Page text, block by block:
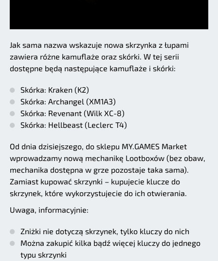
Jak sama nazwa wskazuje nowa skrzynka z łupami
zawiera różne kamuflaże oraz skórki. W tej serii
dostępne będą następujące kamuflaże i skórki:
Skórka: Kraken (K2)
Skórka: Archangel (XM1A3)
Skórka: Revenant (Wilk XC-8)
Skórka: Hellbeast (Leclerc T4)
Od dnia dzisiejszego, do sklepu MY.GAMES Market
wprowadzamy nową mechanikę Lootboxów (bez obaw,
mechanika dostępna w grze pozostaje taka sama).
Zamiast kupować skrzynki – kupujecie klucze do
skrzynek, które wykorzystujecie do ich otwierania.
Uwaga, informacyjnie:
Zniżki nie dotyczą skrzynek, tylko kluczy do nich
Można zakupić kilka bądź więcej kluczy do jednego
typu skrzynki